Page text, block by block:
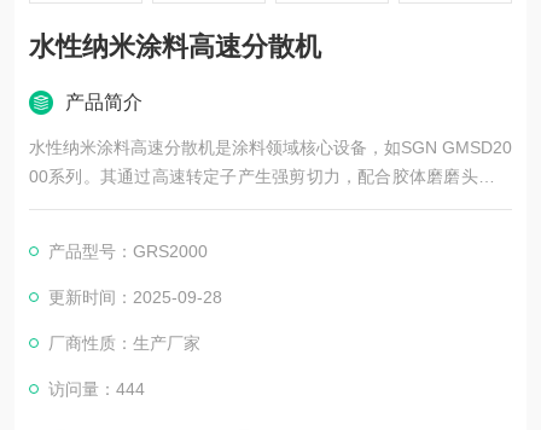
水性纳米涂料高速分散机
产品简介
水性纳米涂料高速分散机是涂料领域核心设备，如SGN GMSD20
00系列。其通过高速转定子产生强剪切力，配合胶体磨磨头，可
打散纳米粉体团聚体，还原纳米级粒径。设备无级调速，适配水
产品型号：GRS2000
更新时间：2025-09-28
厂商性质：生产厂家
访问量：444